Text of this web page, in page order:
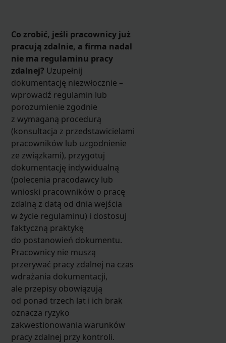
Co zrobić, jeśli pracownicy już
pracują zdalnie, a firma nadal
nie ma regulaminu pracy
zdalnej? Uzupełnij
dokumentację niezwłocznie –
wprowadź regulamin lub
porozumienie zgodnie
z wymaganą procedurą
(konsultacja z przedstawicielami
pracowników lub uzgodnienie
ze związkami), przygotuj
dokumentację indywidualną
(polecenia pracodawcy lub
wnioski pracowników o pracę
zdalną z datą od dnia wejścia
w życie regulaminu) i dostosuj
faktyczną praktykę
do postanowień dokumentu.
Pracownicy nie muszą
przerywać pracy zdalnej na czas
wdrażania dokumentacji,
ale przepisy obowiązują
od ponad trzech lat i ich brak
oznacza ryzyko
zakwestionowania warunków
pracy zdalnej przy kontroli.